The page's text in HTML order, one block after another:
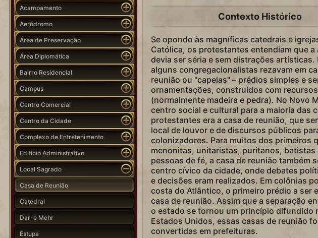
Acampamento
Aeródromo
Área de Preservação
Área Diplomática
Bairro Residencial
Campus
Centro Comercial
Centro da Cidade
Complexo de Entretenimento
Edifício Administrativo
Local Sagrado
Casa de Reunião
Catedral
Dar-e Mehr
Estupa
Contexto Histórico
Se opondo às magníficas catedrais e
Católica, os protestantes entendiam que a
devia ser séria e sem distrações artísticas.
alguns congregacionalistas rezavam em
reunião ou "capelas" – prédios simples e
ornamentações, construídos com
(normalmente madeira e pedra). No Novo
centro social e cultural para a maioria das
protestantes era a casa de reunião, que
local de louvor e de discursos públicos
colonizadores. Para muitos dos primeiros
menonitas, unitaristas, puritanos, batistas
pessoas de fé, a casa de reunião também
centro cívico da cidade, onde debates
e decisões eram realizados. Em colônias
costa do Atlântico, o primeiro prédio a ser
casa de reunião. Assim que a separação
o estado se tornou um princípio difundido
Estados Unidos, essas casas de reunião
convertidas em prefeituras.